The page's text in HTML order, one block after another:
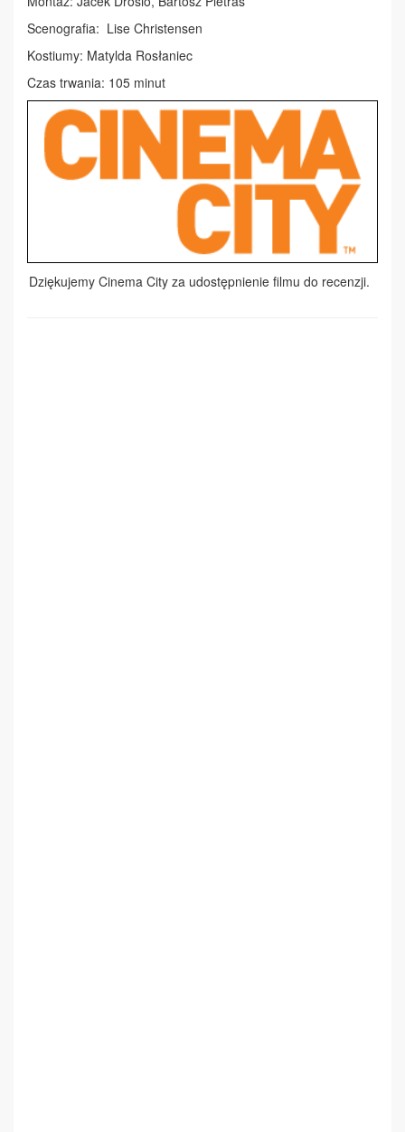
Scenografia: Lise Christensen
Kostiumy: Matylda Rosłaniec
Czas trwania: 105 minut
Dziękujemy Cinema City za udostępnienie filmu do recenzji.